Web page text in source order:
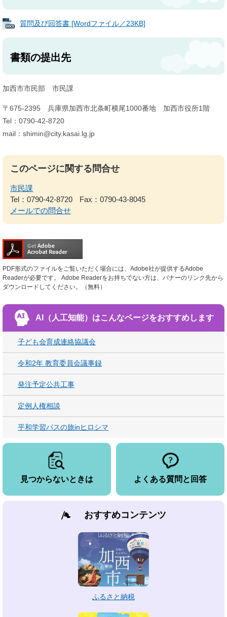
質問及び回答書 [Wordファイル／23KB]
書類の提出先
加西市市民部 市民課
〒675-2395 兵庫県加西市北条町横尾1000番地 加西市役所1階
Tel：0790-42-8720
mail：shimin@city.kasai.lg.jp
このページに関する問合せ
市民課
Tel：0790-42-8720
Fax：0790-43-8045
メールでの問合せ
PDF形式のファイルをご覧いただく場合には、Adobe社が提供するAdobe
Readerが必要です。
Adobe Readerをお持ちでない方は、バナーのリンク先から
ダウンロードしてください。（無料）
AI（人工知能）はこんなページをおすすめします
子ども会育成連絡協議会
令和2年 教育委員会議事録
発注予定公共工事
定例人権相談
平和学習バスの旅inヒロシマ
見つからないときは よくある質問と回答
おすすめコンテンツ
ふるさと納税